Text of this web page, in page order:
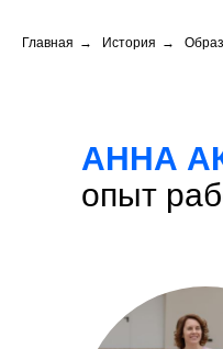
Главная → История →
АННА
опыт